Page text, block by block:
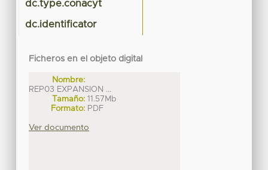
dc.type.conacyt
dc.identificator
Ficheros en el objeto digital
Nombre:
REP03 EXPANSION ...
Tamaño: 11.57Mb
Formato: PDF
Ver documento